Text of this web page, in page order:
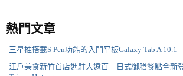
熱門文章
三星推搭載S Pen功能的入門平板Galaxy Tab A 10.1
江戶美食新竹首店進駐大遠百 日式御膳餐點全新